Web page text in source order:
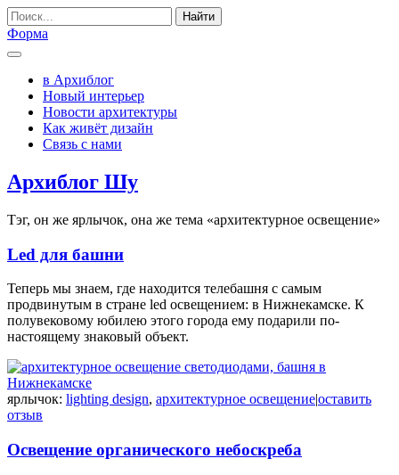
Найти
Форма
в Архиблог
Новый интерьер
Новости архитектуры
Как живёт дизайн
Связь с нами
Архиблог Шу
Тэг, он же ярлычок, она же тема «архитектурное освещение»
Led для башни
Теперь мы знаем, где находится телебашня с самым
продвинутым в стране led освещением: в Нижнекамске. К
полувековому юбилею этого города ему подарили по-
настоящему знаковый объект.
ярлычок: lighting design, архитектурное освещение|оставить
отзыв
Освещение органического небоскреба